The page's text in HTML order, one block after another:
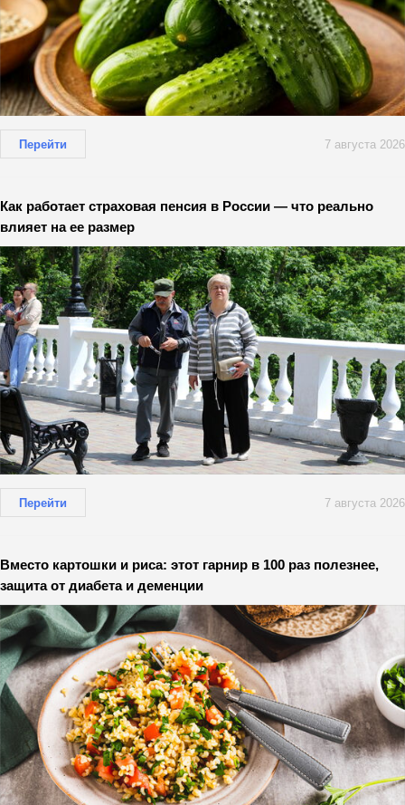
Перейти 7 августа 2026
Как работает страховая пенсия в России — что реально
влияет на ее размер
Перейти 7 августа 2026
Вместо картошки и риса: этот гарнир в 100 раз полезнее,
защита от диабета и деменции